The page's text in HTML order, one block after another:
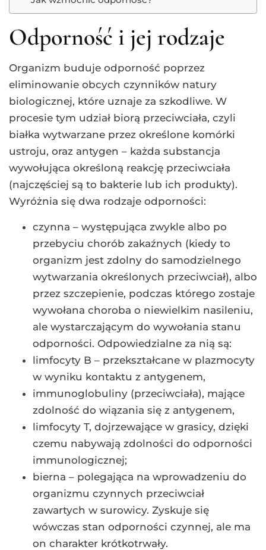
Odporność i jej rodzaje
Organizm buduje odporność poprzez
eliminowanie obcych czynników natury
biologicznej, które uznaje za szkodliwe. W
procesie tym udział biorą przeciwciała, czyli
białka wytwarzane przez określone komórki
ustroju, oraz antygen – każda substancja
wywołująca określoną reakcję przeciwciała
(najczęściej są to bakterie lub ich produkty).
Wyróżnia się dwa rodzaje odporności:
czynna – występująca zwykle albo po
przebyciu chorób zakaźnych (kiedy to
organizm jest zdolny do samodzielnego
wytwarzania określonych przeciwciał), albo
przez szczepienie, podczas którego zostaje
wywołana choroba o niewielkim nasileniu,
ale wystarczającym do wywołania stanu
odporności. Odpowiedzialne za nią są:
limfocyty B – przekształcane w plazmocyty
w wyniku kontaktu z antygenem,
immunoglobuliny (przeciwciała), mające
zdolność do wiązania się z antygenem,
limfocyty T, dojrzewające w grasicy, dzięki
czemu nabywają zdolności do odporności
immunologicznej;
bierna – polegająca na wprowadzeniu do
organizmu czynnych przeciwciał
zawartych w surowicy. Zyskuje się
wówczas stan odporności czynnej, ale ma
on charakter krótkotrwały.